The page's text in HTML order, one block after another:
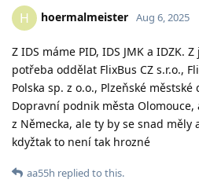
H hoermalmeister Aug 6, 2025
Z IDS máme PID, IDS JMK a IDZK.
potřeba oddělat FlixBus CZ s.r.o.,
Polska sp. z o.o., Plzeňské
Dopravní podnik města
z Německa, ale ty by se snad měly
kdyžtak to není tak hrozné
aa55h replied to this.